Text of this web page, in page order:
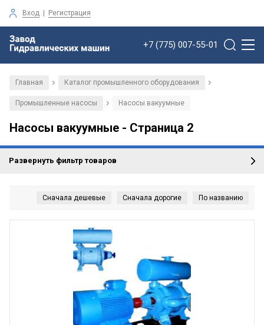
Вход | Регистрация
+7 (775) 007-55-01
Главная / Каталог промышленного оборудования /
Промышленные насосы / Насосы вакуумные
Насосы вакуумные - Страница 2
Развернуть фильтр товаров